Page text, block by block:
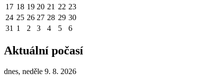
17 18 19 20 21 22 23
24 25 26 27 28 29 30
31 1 2 3 4 5 6
Aktuální počasí
dnes, neděle 9. 8. 2026